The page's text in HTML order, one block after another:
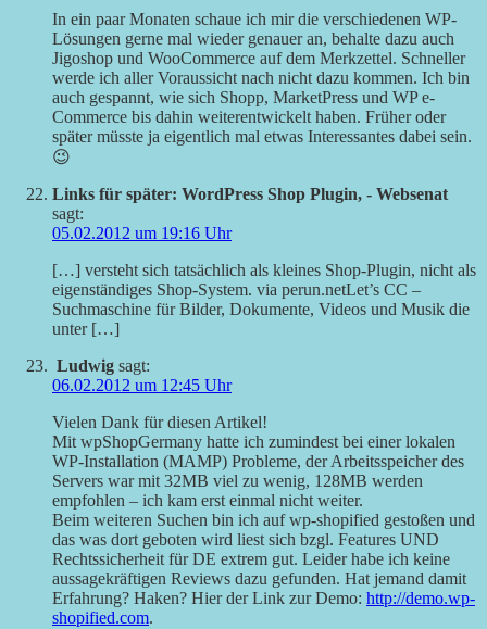
In ein paar Monaten schaue ich mir die verschiedenen WP-
Lösungen gerne mal wieder genauer an, behalte dazu auch
Jigoshop und WooCommerce auf dem Merkzettel. Schneller
werde ich aller Voraussicht nach nicht dazu kommen. Ich bin
auch gespannt, wie sich Shopp, MarketPress und WP e-
Commerce bis dahin weiterentwickelt haben. Früher oder
später müsste ja eigentlich mal etwas Interessantes dabei sein.
😉
Links für später: WordPress Shop Plugin, - Websenat
sagt:
05.02.2012 um 19:16 Uhr
[…] versteht sich tatsächlich als kleines Shop-Plugin, nicht als
eigenständiges Shop-System. via perun.netLet’s CC –
Suchmaschine für Bilder, Dokumente, Videos und Musik die
unter […]
Ludwig sagt:
06.02.2012 um 12:45 Uhr
Vielen Dank für diesen Artikel!
Mit wpShopGermany hatte ich zumindest bei einer lokalen
WP-Installation (MAMP) Probleme, der Arbeitsspeicher des
Servers war mit 32MB viel zu wenig, 128MB werden
empfohlen – ich kam erst einmal nicht weiter.
Beim weiteren Suchen bin ich auf wp-shopified gestoßen und
das was dort geboten wird liest sich bzgl. Features UND
Rechtssicherheit für DE extrem gut. Leider habe ich keine
aussagekräftigen Reviews dazu gefunden. Hat jemand damit
Erfahrung? Haken? Hier der Link zur Demo: http://demo.wp-
shopified.com.